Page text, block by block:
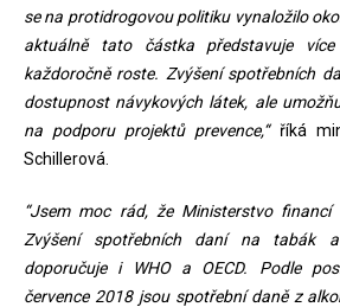
se na protidrogovou politiku vynaložilo
aktuálně tato částka představuje
každoročně roste. Zvýšení spotřebních
dostupnost návykových látek, ale
na podporu projektů prevence,“říká
Schillerová.
“Jsem moc rád, že Ministerstvo financí
Zvýšení spotřebních daní na tabák
doporučuje i WHO a OECD. Podle
července 2018 jsou spotřební daně z